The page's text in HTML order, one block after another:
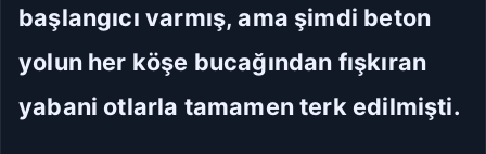
başlangıcı varmış, ama şimdi beton
yolun her köşe bucağından fışkıran
yabani otlarla tamamen terk edilmişti.